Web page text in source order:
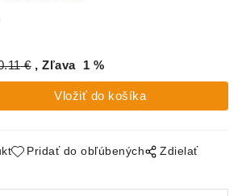
€ Zľava 1 %
Pridať do obľúbených Zdielať